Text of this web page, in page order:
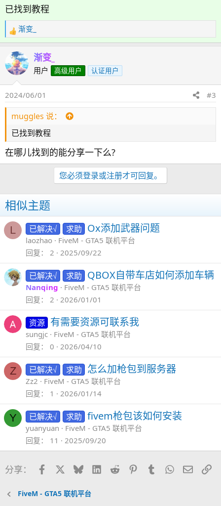
已找到教程
反
馈
：
渐变_
渐变_
用户 高级用户 认证用户
2024/06/01 #3
muggles 说：
已找到教程
在哪儿找到的能分享一下么?
您必须登录或注册才可回复。
相似主题
L 已解决√ 求助 Ox添加武器问题
laozhao
FiveM - GTA5 联机平台
回复
2 2025/09/22
已解决√ 求助 QBOX自带车店如何添加车辆
Nanqing
FiveM - GTA5 联机平台
回复
2 2026/01/01
资源 有需要资源可联系我
sungjc
FiveM - GTA5 联机平台
回复
0 2026/04/10
Z 已解决√ 求助 怎么加枪包到服务器
Zz2
FiveM - GTA5 联机平台
回复
1 2026/01/14
Y 已解决√ 求助 fivem枪包该如何安装
yuanyuan
FiveM - GTA5 联机平台
回复
11 2025/09/20
分享： FacebookBlueskyLinkedIn
Reddit PinterestTumblrWhatsApp
邮件
FiveM - GTA5 联机平台